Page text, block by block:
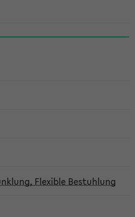
Flexible Bestuhlung